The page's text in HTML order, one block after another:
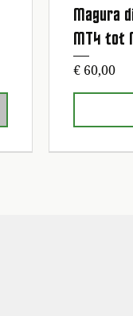
Magura
MT4 tot
Prijs
€ 60,00